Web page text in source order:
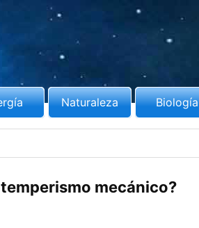
Naturaleza Biología
mecánico?